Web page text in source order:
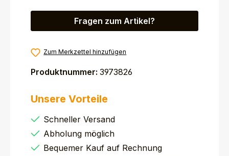
Fragen zum Artikel?
Zum Merkzettel hinzufügen
Produktnummer: 3973826
Unsere Vorteile
Schneller Versand
Abholung möglich
Bequemer Kauf auf Rechnung